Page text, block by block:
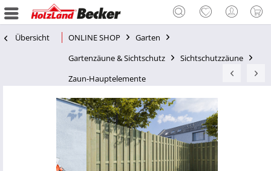
Übersicht ONLINE SHOP
Garten
Gartenzäune & Sichtschutz
Sichtschutzzäune
Zaun-Hauptelemente